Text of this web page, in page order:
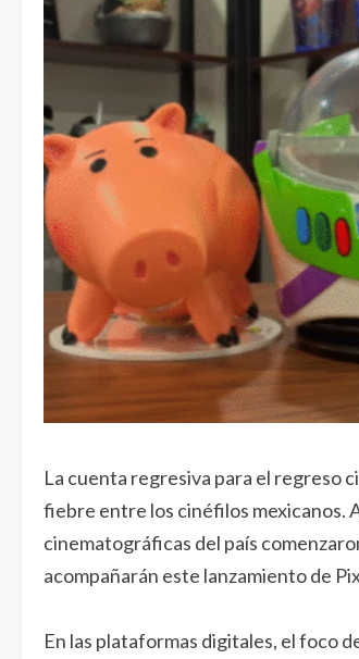
La cuenta regresiva para el regreso
fiebre entre los cinéfilos mexicanos.
cinematográficas del país
acompañarán este lanzamiento de
En las plataformas digitales, el foco